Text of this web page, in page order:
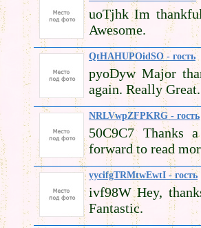
uoTjhk Im
Awesome.
QtHAHUPOidSO - гость
pyoDyw Major
again. Really Great.
NRLVwpZFPKRG - гость
50C9C7 Thanks
forward to read
yycifgTRMtwEwtI - гость
ivf98W Hey,
Fantastic.